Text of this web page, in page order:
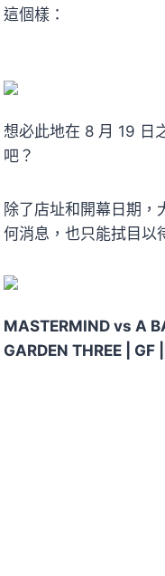
這個樣：
想必此地在 8 月 19 日
吧？
除了店址和開幕日期，
何消息，也只能拭目以
MASTERMIND vs A
GARDEN THREE |